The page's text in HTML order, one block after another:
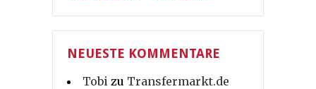
NEUESTE KOMMENTARE
Tobi zu Transfermarkt.de